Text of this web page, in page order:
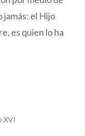
jamás: el Hijo
es quien lo ha
XVI